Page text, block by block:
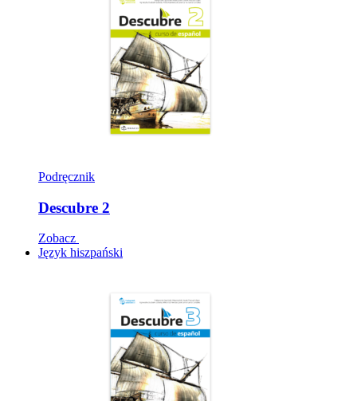
Podręcznik
Descubre 2
Zobacz
Język hiszpański